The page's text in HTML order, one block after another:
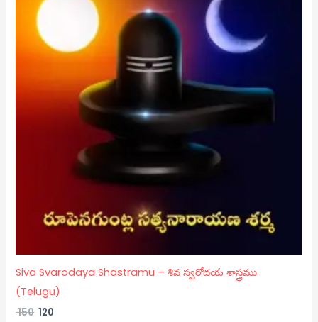
Siva Svarodaya Shastramu – శివ స్వరోదయ శాస్త్రము
(Telugu)
150 120